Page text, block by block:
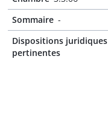
Sommaire -
Dispositions juridiques
pertinentes